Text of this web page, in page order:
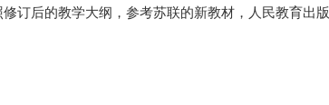
订后的教学大纲，参考苏联的新教材，人民教育出